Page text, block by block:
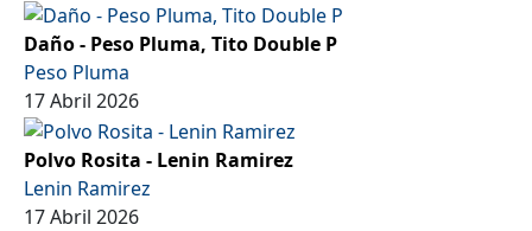
Daño - Peso Pluma, Tito Double P
Peso Pluma
17 Abril 2026
Polvo Rosita - Lenin Ramirez
Lenin Ramirez
17 Abril 2026